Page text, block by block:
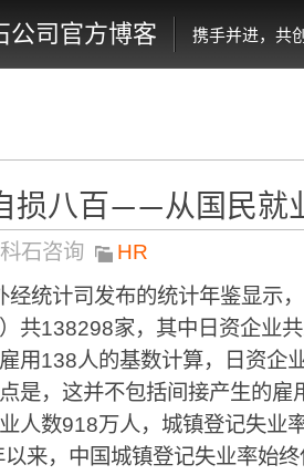
公司官方博客 携手并进，共
损八百——从国民就
科石咨询
HR
经统计司发布的统计年鉴显示
）共138298家，其中日资企业
用138人的基数计算，日资企
是，这并不包括间接产生的
人数918万人，城镇登记失业
来，中国城镇登记失业率始